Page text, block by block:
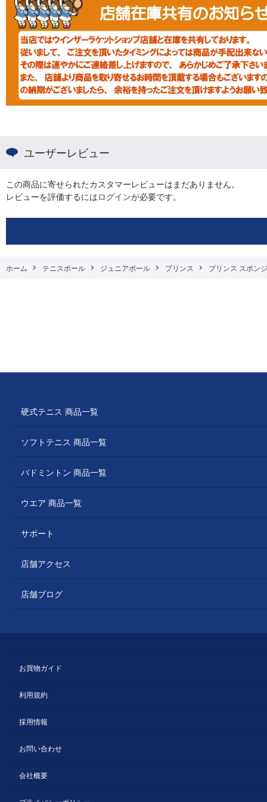
ユーザーレビュー
この商品に寄せられたカスタマーレビューはまだありません。
レビューを評価するにはログインが必要です。
ホーム テニスボール ジュニアボール プリンス プリンス スポン
硬式テニス 商品一覧
ソフトテニス 商品一覧
バドミントン 商品一覧
ウエア 商品一覧
サポート
店舗アクセス
店舗ブログ
お買物ガイド
利用規約
採用情報
お問い合わせ
会社概要